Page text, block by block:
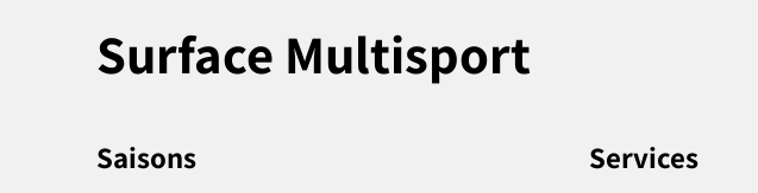
Surface Multisport
Saisons Services